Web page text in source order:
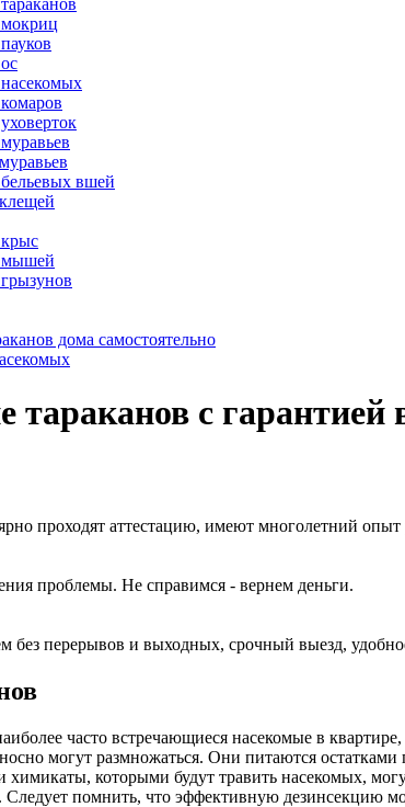
вшей
мышей
дома самостоятельно
тараканов с
проходят аттестацию, имеют многолетний опыт
проблемы. Не справимся - вернем деньги.
без перерывов и выходных, срочный выезд,
часто встречающиеся насекомые в
могут размножаться. Они питаются
которыми будут травить насекомых,
Следует помнить, что эффективную дезинсекцию